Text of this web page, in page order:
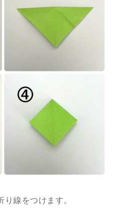
線をつけます。